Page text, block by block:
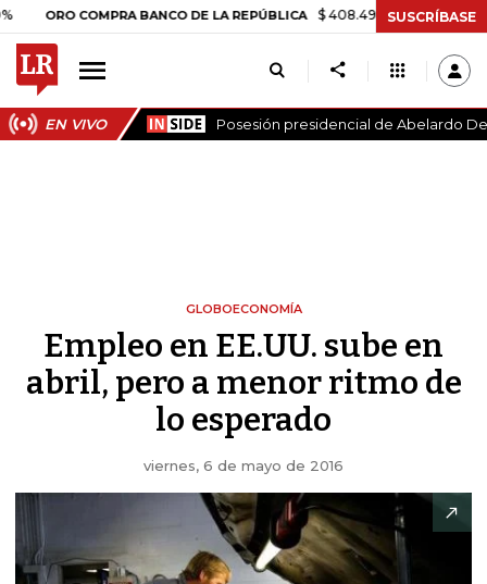
COMPRA BANCO DE LA REPÚBLICA $ 408.498,97 +$ 8.753,81
SUSCRÍBASE
EN VIVO Posesión presidencial de Abelardo
GLOBOECONOMÍA
Empleo en EE.UU. sube en
abril, pero a menor ritmo de
lo esperado
viernes, 6 de mayo de 2016